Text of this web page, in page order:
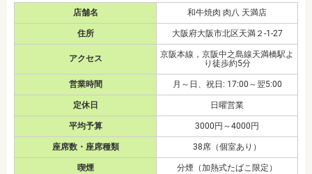
店舗名 和牛焼肉 肉八 天満店
住所 大阪府大阪市北区天満２-1-27
アクセス
京阪本線，京阪中之島線天満橋駅よ
り徒歩約5分
営業時間 月～日、祝日: 17:00～翌5:00
定休日 日曜営業
平均予算 3000円～4000円
座席数・座席種類 38席（個室あり）
喫煙 分煙（加熱式たばこ限定）